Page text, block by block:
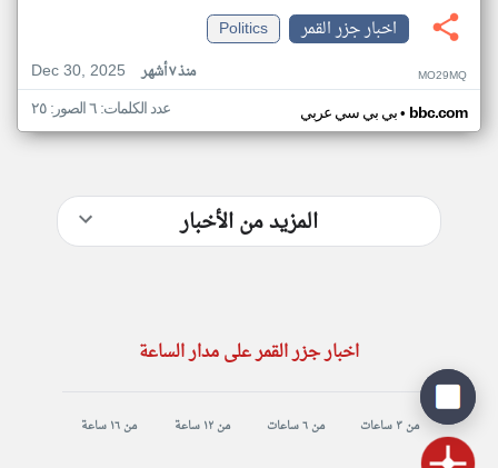
اخبار جزر القمر
Politics
Dec 30, 2025
منذ ٧ أشهر MO29MQ
بي بي سي عربي• bbc.com عدد الكلمات: ٦ الصور: ٢٥
المزيد من الأخبار
اخبار جزر القمر على مدار الساعة
من ٣ ساعات من ٦ ساعات من ١٢ ساعة من ١٦ ساعة